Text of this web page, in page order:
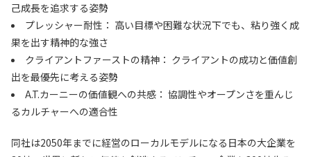
己成長を追求する姿勢
プレッシャー耐性： 高い目標や困難な状況下でも、粘り強く成
果を出す精神的な強さ
クライアントファーストの精神： クライアントの成功と価値創
出を最優先に考える姿勢
A.T.カーニーの価値観への共感： 協調性やオープンさを重んじ
るカルチャーへの適合性
同社は2050年までに経営のローカルモデルになる日本の大企業を